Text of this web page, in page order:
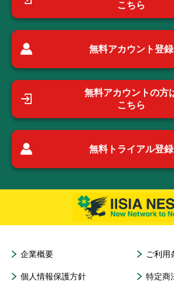
こちら
無料アカウント登録
無料アカウントの方
こちら
無料トライアル登録
企業概要 ご利用
個人情報保護方針 特定商